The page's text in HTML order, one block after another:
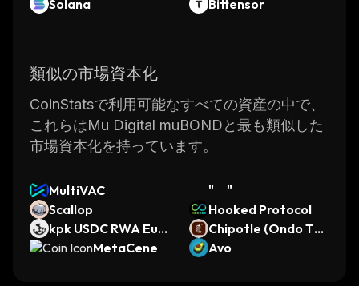
Solana Bittensor
類似の市場資本化
CoinStatsで利用可能なすべての資産の中で、
これらはMu Digital muBONDと最も類似した
市場資本化を持っています。
MultiVAC
" "
Scallop
Hooked Protocol
kpk USDC RWA Eule
r Vault (Ethereum)
Chipotle (Ondo Tok
enized Stock)
MetaCene Avo